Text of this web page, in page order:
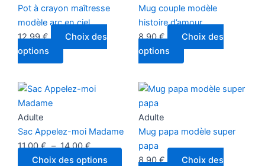
Pot à crayon maîtresse
modèle arc en ciel
12,99€
Choix des
options
Mug couple modèle
histoire d’amour
8,90€
Choix des
options
variations.
Les
options
peuvent
être
sur
du
produit
Adulte
Sac Appelez-moi Madame
11,00€ – 14,00€
à
Choix des options
variations.
options
peuvent
page
du
produit
Adulte
Mug papa modèle super
papa
8,90€
Choix des